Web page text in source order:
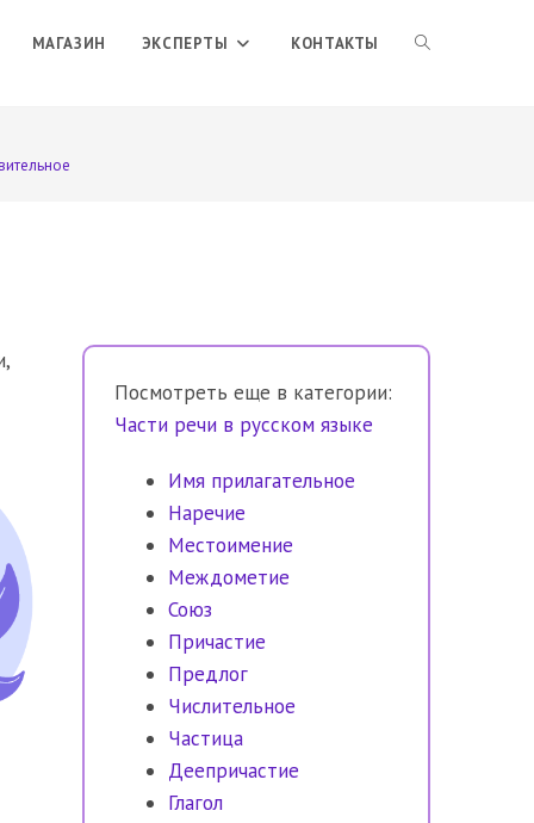
МАГАЗИН ЭКСПЕРТЫ КОНТАКТЫ ПЕРЕКЛЮЧИТЬ
Посмотреть еще в категории:
Части речи в русском языке
Имя прилагательное
Наречие
Местоимение
Междометие
Союз
Причастие
Предлог
Числительное
Частица
Деепричастие
Глагол